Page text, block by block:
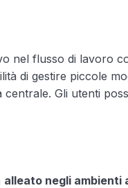
nel flusso di lavoro
di gestire piccole
Gli utenti
alleato negli ambienti